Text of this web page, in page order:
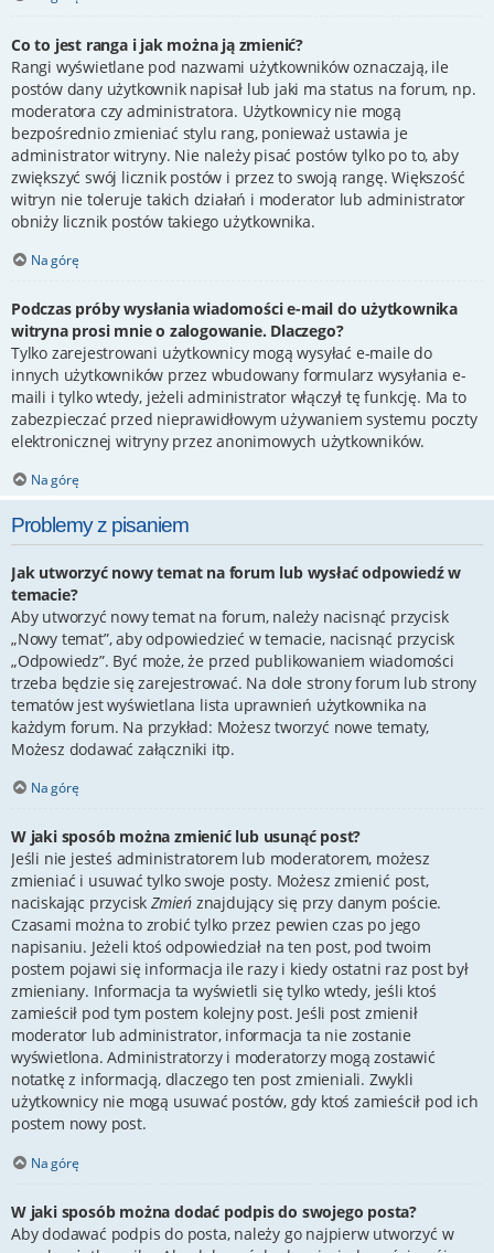
Co to jest ranga i jak można ją zmienić?
Rangi wyświetlane pod nazwami użytkowników oznaczają, ile
postów dany użytkownik napisał lub jaki ma status na forum, np.
moderatora czy administratora. Użytkownicy nie mogą
bezpośrednio zmieniać stylu rang, ponieważ ustawia je
administrator witryny. Nie należy pisać postów tylko po to, aby
zwiększyć swój licznik postów i przez to swoją rangę. Większość
witryn nie toleruje takich działań i moderator lub administrator
obniży licznik postów takiego użytkownika.
Na górę
Podczas próby wysłania wiadomości e-mail do użytkownika
witryna prosi mnie o zalogowanie. Dlaczego?
Tylko zarejestrowani użytkownicy mogą wysyłać e-maile do
innych użytkowników przez wbudowany formularz wysyłania e-
maili i tylko wtedy, jeżeli administrator włączył tę funkcję. Ma to
zabezpieczać przed nieprawidłowym używaniem systemu poczty
elektronicznej witryny przez anonimowych użytkowników.
Na górę
Problemy z pisaniem
Jak utworzyć nowy temat na forum lub wysłać odpowiedź w
temacie?
Aby utworzyć nowy temat na forum, należy nacisnąć przycisk
„Nowy temat”, aby odpowiedzieć w temacie, nacisnąć przycisk
„Odpowiedz”. Być może, że przed publikowaniem wiadomości
trzeba będzie się zarejestrować. Na dole strony forum lub strony
tematów jest wyświetlana lista uprawnień użytkownika na
każdym forum. Na przykład: Możesz tworzyć nowe tematy,
Możesz dodawać załączniki itp.
Na górę
W jaki sposób można zmienić lub usunąć post?
Jeśli nie jesteś administratorem lub moderatorem, możesz
zmieniać i usuwać tylko swoje posty. Możesz zmienić post,
naciskając przyciskZmień znajdujący się przy danym poście.
Czasami można to zrobić tylko przez pewien czas po jego
napisaniu. Jeżeli ktoś odpowiedział na ten post, pod twoim
postem pojawi się informacja ile razy i kiedy ostatni raz post był
zmieniany. Informacja ta wyświetli się tylko wtedy, jeśli ktoś
zamieścił pod tym postem kolejny post. Jeśli post zmienił
moderator lub administrator, informacja ta nie zostanie
wyświetlona. Administratorzy i moderatorzy mogą zostawić
notatkę z informacją, dlaczego ten post zmieniali. Zwykli
użytkownicy nie mogą usuwać postów, gdy ktoś zamieścił pod ich
postem nowy post.
Na górę
W jaki sposób można dodać podpis do swojego posta?
Aby dodawać podpis do posta, należy go najpierw utworzyć w